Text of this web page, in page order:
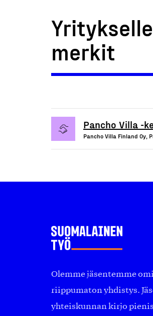
merkit
Pancho Villa -
Pancho Villa Finland Oy,
Olemme jäsentemme
riippumaton yhdistys.
yhteiskunnan kirjo